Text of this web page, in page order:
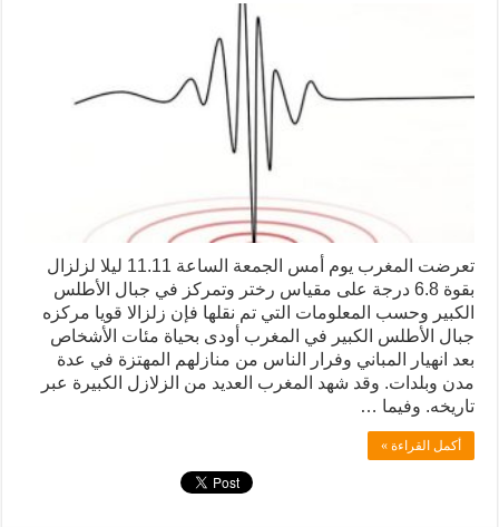
تعرضت المغرب يوم أمس الجمعة الساعة 11.11 ليلا لزلزال
بقوة 6.8 درجة على مقياس رختر وتمركز في جبال الأطلس
الكبير وحسب المعلومات التي تم نقلها فإن زلزالا قويا مركزه
جبال الأطلس الكبير في المغرب أودى بحياة مئات الأشخاص
بعد انهيار المباني وفرار الناس من منازلهم المهتزة في عدة
مدن وبلدات. وقد شهد المغرب العديد من الزلازل الكبيرة عبر
تاريخه. وفيما …
أكمل القراءة »